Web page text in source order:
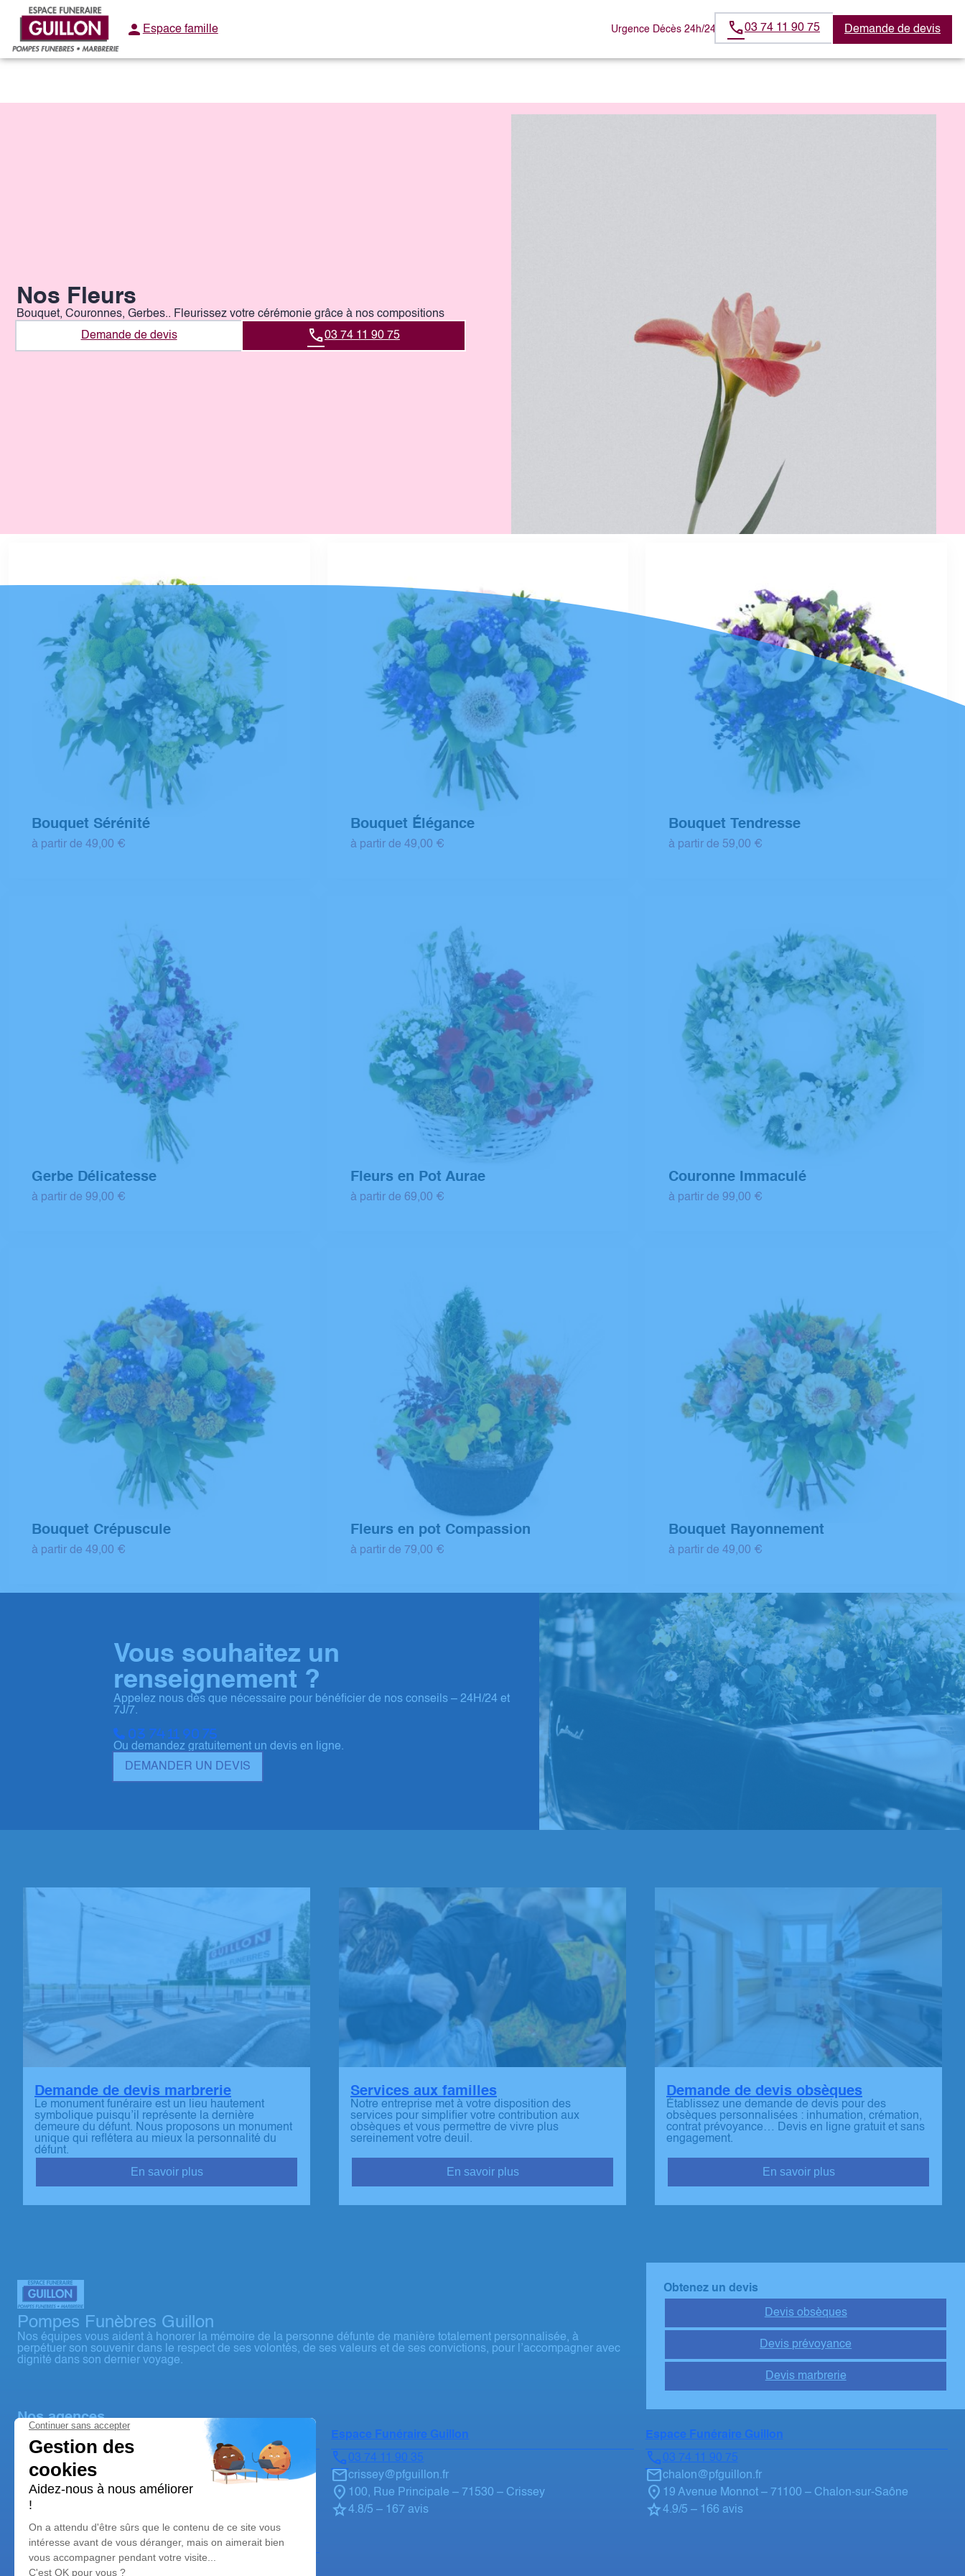
contenu
Espace famille Urgence Décès 24h/24 03 74 11 90 75 Demande de devis
OBSEQUES MARBRERIE NOS AGENCES
Nos Fleurs
Bouquet, Couronnes, Gerbes.. Fleurissez votre cérémonie grâce à nos compositions
Demande de devis
03 74 11 90 75
Bouquet Sérénité
à partir de 49,00 €
Bouquet Élégance
à partir de 49,00 €
Bouquet Tendresse
à partir de 59,00 €
Gerbe Délicatesse
à partir de 99,00 €
Fleurs en Pot Aurae
à partir de 69,00 €
Couronne Immaculé
à partir de 99,00 €
Bouquet Crépuscule
à partir de 49,00 €
Fleurs en pot Compassion
à partir de 79,00 €
Bouquet Rayonnement
à partir de 49,00 €
Vous souhaitez un
renseignement ?
Appelez nous dès que nécessaire pour bénéficier de nos conseils – 24H/24 et
7J/7.
03 74 11 90 75
Ou demandez gratuitement un devis en ligne.
DEMANDER UN DEVIS
Demande de devis marbrerie
Le monument funéraire est un lieu hautement
symbolique puisqu’il représente la dernière
demeure du défunt. Nous proposons un monument
unique qui reflétera au mieux la personnalité du
défunt.
En savoir plus
Services aux familles
Notre entreprise met à votre disposition des
services pour simplifier votre contribution aux
obsèques et vous permettre de vivre plus
sereinement votre deuil.
En savoir plus
Demande de devis obsèques
Établissez une demande de devis pour des
obsèques personnalisées : inhumation, crémation,
contrat prévoyance… Devis en ligne gratuit et sans
engagement.
En savoir plus
Pompes Funèbres Guillon
Nos équipes vous aident à honorer la mémoire de la personne défunte de manière totalement personnalisée, à
perpétuer son souvenir dans le respect de ses volontés, de ses valeurs et de ses convictions, pour l’accompagner avec
dignité dans son dernier voyage.
Obtenez un devis
Devis obsèques
Devis prévoyance
Devis marbrerie
Nos agences
sennecey@pfguillon.fr
2A Rue des Anciens Combattants d'Extrême Orient –
Espace Funéraire Guillon
03 74 11 90 35
crissey@pfguillon.fr
100, Rue Principale – 71530 – Crissey
4.8/5 – 167 avis
Espace Funéraire Guillon
03 74 11 90 75
chalon@pfguillon.fr
19 Avenue Monnot – 71100 – Chalon-sur-Saône
4.9/5 – 166 avis
Espace Funéraire Guillon
03 74 11 89 43